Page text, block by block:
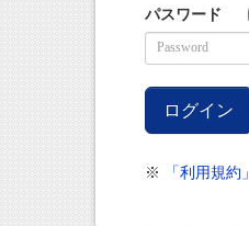
パスワード
※ 「利用規約」